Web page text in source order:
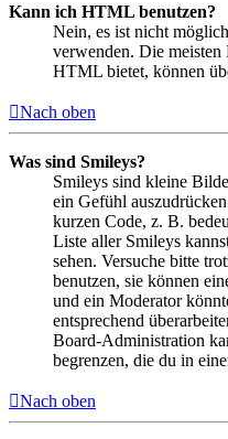
Kann ich HTML benutzen?
Nein, es ist nicht
verwenden. Die
HTML bietet, können
Nach oben
Was sind Smileys?
Smileys sind kleine
ein Gefühl
kurzen Code, z. B.
Liste aller Smileys
sehen. Versuche bitte
benutzen, sie können
und ein Moderator
entsprechend
Board-Administration
begrenzen, die du in
Nach oben